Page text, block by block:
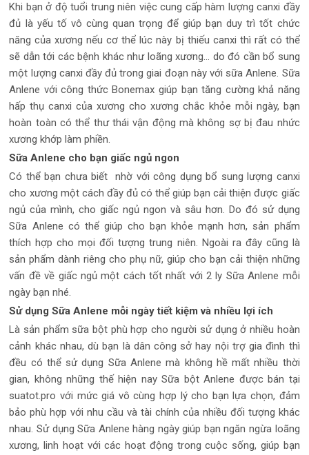
Khi bạn ở độ tuổi trung niên việc cung cấp hàm lượng canxi đầy
đủ là yếu tố vô cùng quan trọng để giúp bạn duy trì tốt chức
năng của xương nếu cơ thể lúc này bị thiếu canxi thì rất có thể
sẽ dẫn tới các bệnh khác như loãng xương… do đó cần bổ sung
một lượng canxi đầy đủ trong giai đoạn này với sữa Anlene. Sữa
Anlene với công thức Bonemax giúp bạn tăng cường khả năng
hấp thụ canxi của xương cho xương chắc khỏe mỗi ngày, bạn
hoàn toàn có thể thư thái vận động mà không sợ bị đau nhức
xương khớp làm phiền.
Sữa Anlene cho bạn giấc ngủ ngon
Có thể bạn chưa biết nhờ với công dụng bổ sung lượng canxi
cho xương một cách đầy đủ có thể giúp bạn cải thiện được giấc
ngủ của mình, cho giấc ngủ ngon và sâu hơn. Do đó sử dụng
Sữa Anlene có thể giúp cho bạn khỏe mạnh hơn, sản phẩm
thích hợp cho mọi đối tượng trung niên. Ngoài ra đây cũng là
sản phẩm dành riêng cho phụ nữ, giúp cho bạn cải thiện những
vấn đề về giấc ngủ một cách tốt nhất với 2 ly Sữa Anlene mỗi
ngày bạn nhé.
Sử dụng Sữa Anlene mỗi ngày tiết kiệm và nhiều lợi ích
Là sản phẩm sữa bột phù hợp cho người sử dụng ở nhiều hoàn
cảnh khác nhau, dù bạn là dân công sở hay nội trợ gia đình thì
đều có thể sử dụng Sữa Anlene mà không hề mất nhiều thời
gian, không những thế hiện nay Sữa bột Anlene được bán tại
suatot.pro với mức giá vô cùng hợp lý cho bạn lựa chọn, đảm
bảo phù hợp với nhu cầu và tài chính của nhiều đối tượng khác
nhau. Sử dụng Sữa Anlene hàng ngày giúp bạn ngăn ngừa loãng
xương, linh hoạt với các hoạt động trong cuộc sống, giúp bạn